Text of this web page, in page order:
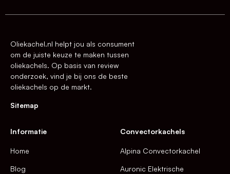
Oliekachel.nl helpt jou als consument
om de juiste keuze te maken tussen
oliekachels. Op basis van review
onderzoek, vind je bij ons de beste
oliekachels op de markt.
Sitemap
Informatie
Home
Blog
Convectorkachels
Alpina Convectorkachel
Auronic Elektrische